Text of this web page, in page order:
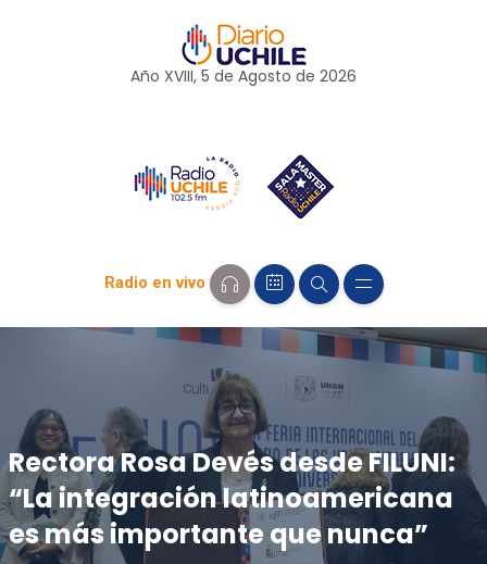
Año XVIII, 5 de Agosto de 2026
Radio en vivo
Rectora Rosa Devés desde FILUNI:
“La integración latinoamericana
es más importante que nunca”